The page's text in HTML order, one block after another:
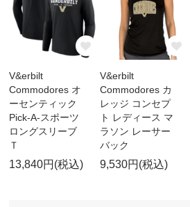
V&erbilt
Commodores オ
ーセンティック
Pick-A-スポーツ
ロングスリーブ
Ｔ
13,840円(税込)
V&erbilt
Commodores カ
レッジ コンセプ
ト レディース マ
ラソン レーサー
バック
9,530円(税込)